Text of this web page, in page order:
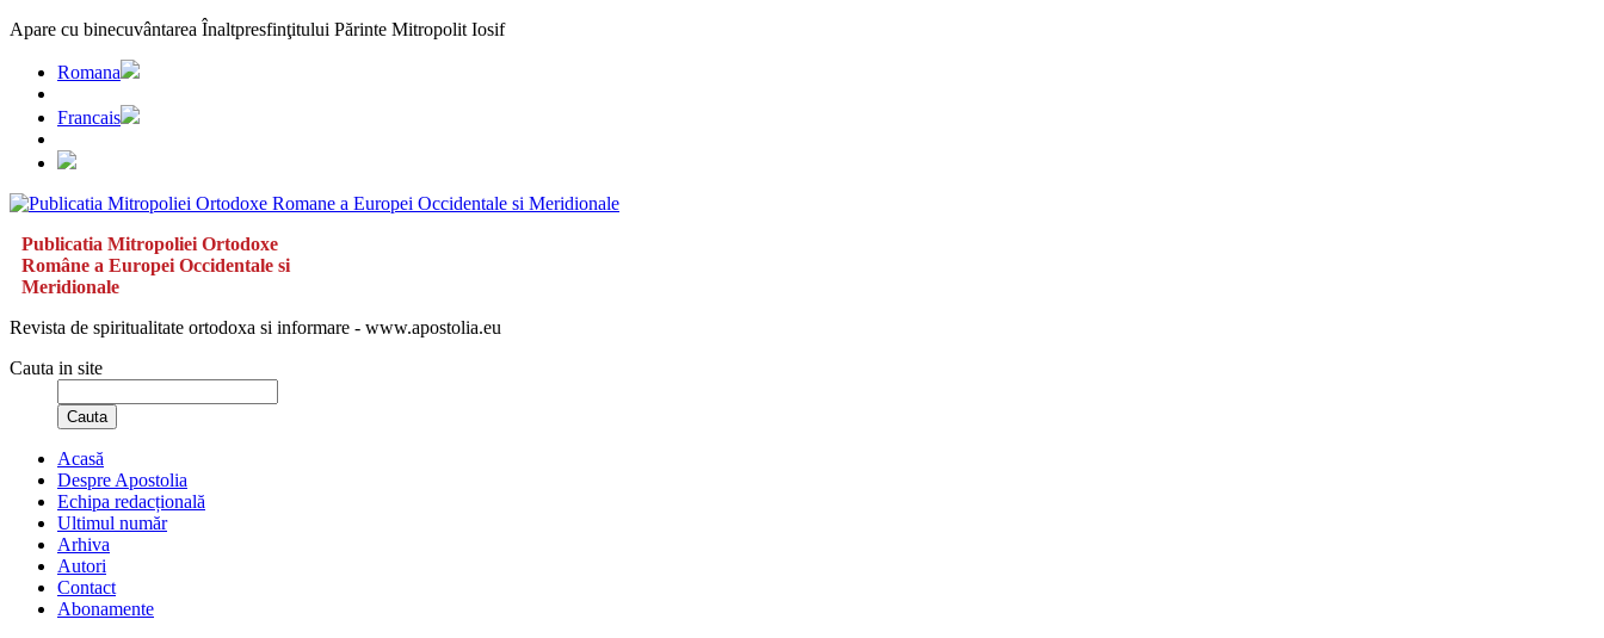
Apare cu binecuvântarea Înaltpresfinţitului Părinte Mitropolit Iosif
Romana
Francais
Publicatia Mitropoliei Ortodoxe
Române a Europei Occidentale si
Meridionale
Revista de spiritualitate ortodoxa si informare - www.apostolia.eu
Cauta in site
Cauta
Acasă
Despre Apostolia
Echipa redacțională
Ultimul număr
Arhiva
Autori
Contact
Abonamente